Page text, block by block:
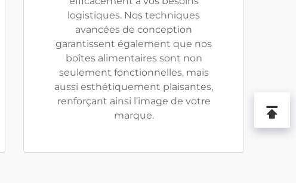
logistiques. Nos techniques
avancées de conception
garantissent également que nos
boîtes alimentaires sont non
seulement fonctionnelles, mais
aussi esthétiquement plaisantes,
renforçant ainsi l’image de votre
marque.